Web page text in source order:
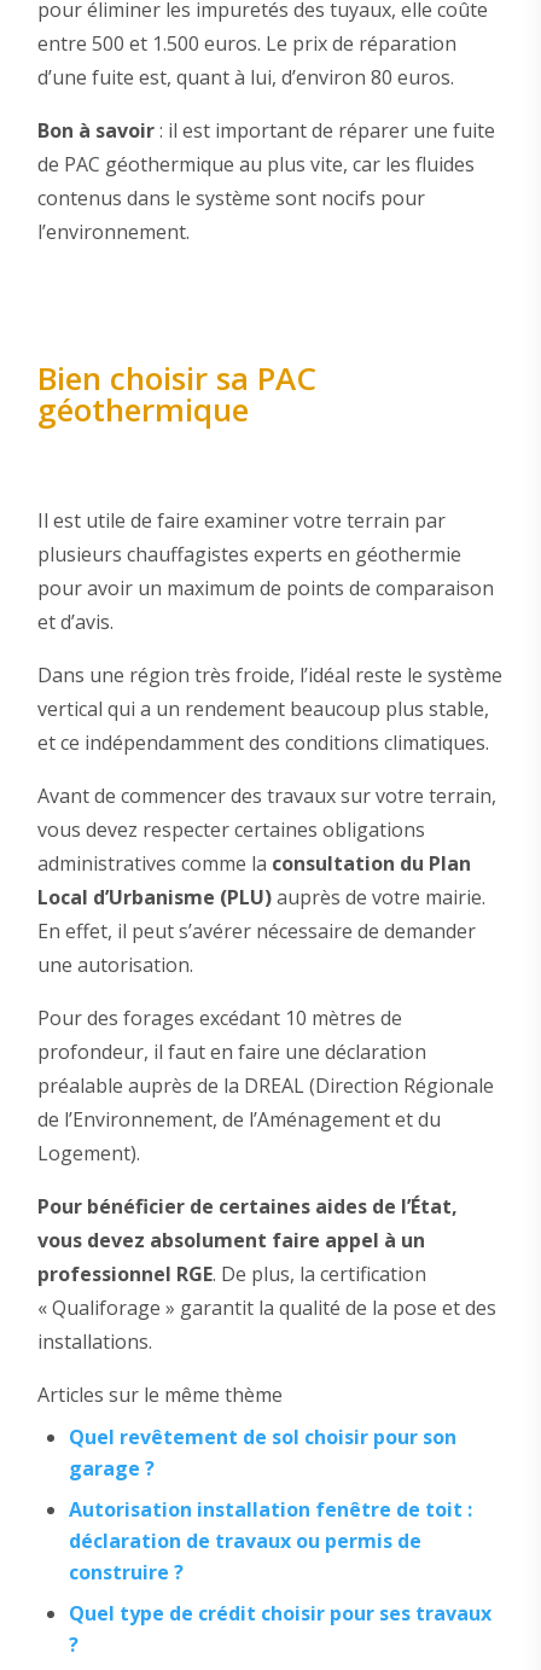
pour éliminer les impuretés des tuyaux, elle coûte
entre 500 et 1.500 euros. Le prix de réparation
d’une fuite est, quant à lui, d’environ 80 euros.
Bon à savoir: il est important de réparer une fuite
de PAC géothermique au plus vite, car les fluides
contenus dans le système sont nocifs pour
l’environnement.
Bien choisir sa PAC
géothermique
Il est utile de faire examiner votre terrain par
plusieurs chauffagistes experts en géothermie
pour avoir un maximum de points de comparaison
et d’avis.
Dans une région très froide, l’idéal reste le système
vertical qui a un rendement beaucoup plus stable,
et ce indépendamment des conditions climatiques.
Avant de commencer des travaux sur votre terrain,
vous devez respecter certaines obligations
administratives comme la consultation du Plan
Local d’Urbanisme (PLU)auprès de votre mairie.
En effet, il peut s’avérer nécessaire de demander
une autorisation.
Pour des forages excédant 10 mètres de
profondeur, il faut en faire une déclaration
préalable auprès de la DREAL (Direction Régionale
de l’Environnement, de l’Aménagement et du
Logement).
Pour bénéficier de certaines aides de l’État,
vous devez absolument faire appel à un
professionnel RGE. De plus, la certification
« Qualiforage » garantit la qualité de la pose et des
installations.
Articles sur le même thème
Quel revêtement de sol choisir pour son
garage ?
Autorisation installation fenêtre de toit :
déclaration de travaux ou permis de
construire ?
Quel type de crédit choisir pour ses travaux
?